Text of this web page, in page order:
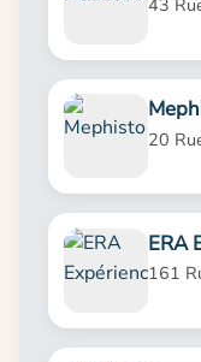
43
20
ERA
161